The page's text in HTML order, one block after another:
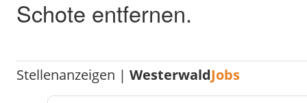
Schote entfernen.
Stellenanzeigen |WesterwaldJobs